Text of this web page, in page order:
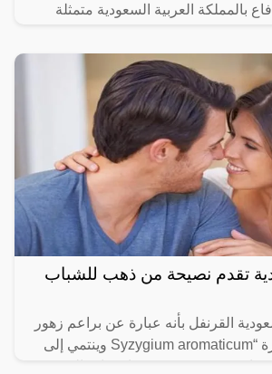
بالمملكة العربية السعودية متمثلة
تقدم نصيحة من ذهب للشباب
القرنفل بأنه عبارة عن براعم زهور
مجففة من شجرة “Syzygium aromaticum وينتمي إلى